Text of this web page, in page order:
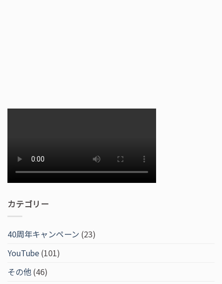
カテゴリー
40周年キャンペーン (23)
YouTube (101)
その他 (46)